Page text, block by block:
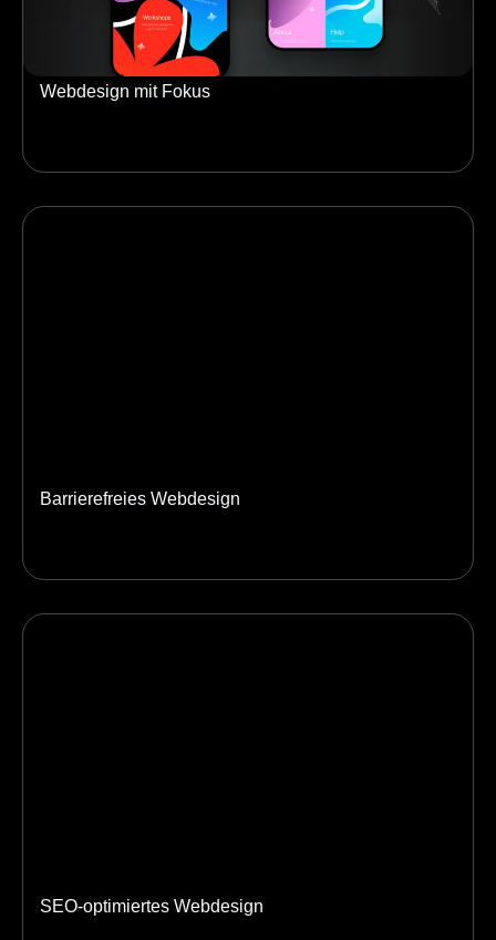
Webdesign mit Fokus
Barrierefreies Webdesign
SEO-optimiertes Webdesign